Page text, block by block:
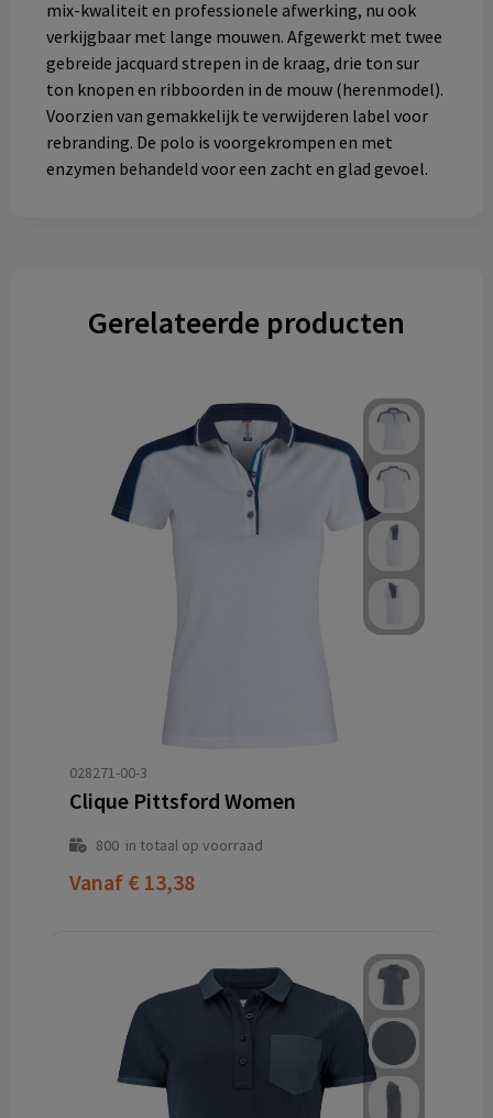
mix-kwaliteit en professionele afwerking, nu ook
verkijgbaar met lange mouwen. Afgewerkt met twee
gebreide jacquard strepen in de kraag, drie ton sur
ton knopen en ribboorden in de mouw (herenmodel).
Voorzien van gemakkelijk te verwijderen label voor
rebranding. De polo is voorgekrompen en met
enzymen behandeld voor een zacht en glad gevoel.
Gerelateerde producten
028271-00-3
Clique Pittsford Women
800in totaal op voorraad
Vanaf € 13,38